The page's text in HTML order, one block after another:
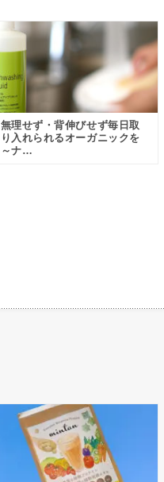
無理せず・背伸びせず毎日取
り入れられるオーガニックを
～ナ…